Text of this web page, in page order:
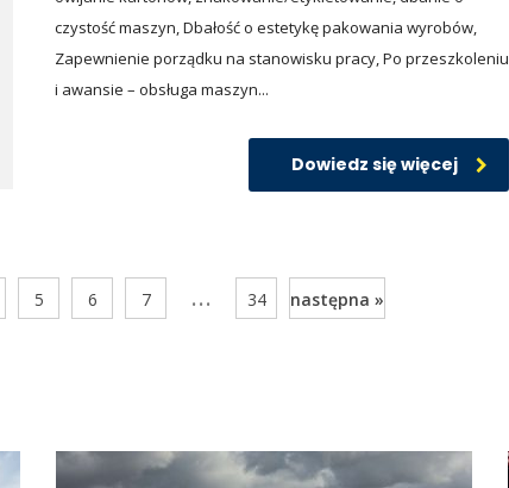
czystość maszyn, Dbałość o estetykę pakowania wyrobów,
Zapewnienie porządku na stanowisku pracy, Po przeszkoleniu
i awansie – obsługa maszyn...
Dowiedz się więcej
5 6 7 ... 34 następna »